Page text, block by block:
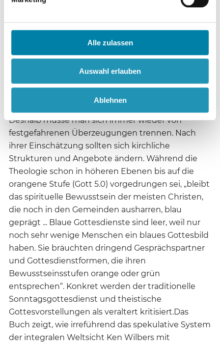
Alle zulassen
Auswahl erlauben
Ablehnen
Versenkungsgrade der Meditation unterschieden
Gottesmystik, bilderlos – formlose Mystik, nondual
– Einheitsmystik). Auch zwei weitere Konzepte
Wilbers, die Prä-/Trans-Verwechselung sowie die
drei Gesichter Gottes werden an eine christliche
Sichtweise angepasst.Die Autoren möchten der
Deshalb müsse man sich immer wieder von
festgefahrenen Überzeugungen trennen. Nach
ihrer Einschätzung sollten sich kirchliche
Strukturen und Angebote ändern. Während die
Theologie schon in höheren Ebenen bis auf die
orangene Stufe (Gott 5.0) vorgedrungen sei, „bleibt
das spirituelle Bewusstsein der meisten Christen,
die noch in den Gemeinden ausharren, blau
geprägt ... Blaue Gottesdienste sind leer, weil nur
noch sehr wenige Menschen ein blaues Gottesbild
haben. Sie bräuchten dringend Gesprächspartner
und Gottesdienstformen, die ihren
Bewusstseinsstufen orange oder grün
entsprechen“. Konkret werden der traditionelle
Sonntagsgottesdienst und theistische
Gottesvorstellungen als veraltert kritisiert.Das
Buch zeigt, wie irreführend das spekulative System
der integralen Weltsicht Ken Wilbers mit